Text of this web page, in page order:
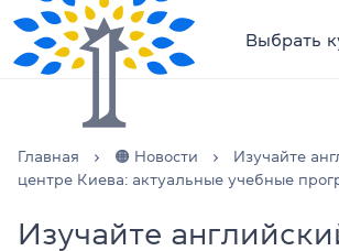
Выбрать
Главная 🟠 Новости
Изучайте
центре Киева: актуальные учебные
Изучайте